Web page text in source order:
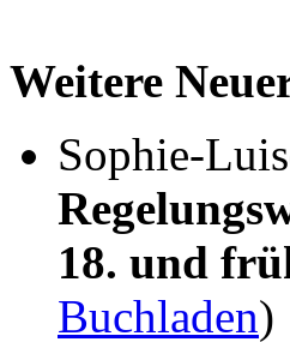
Weitere
Sophie-
18. und
Buchladen)